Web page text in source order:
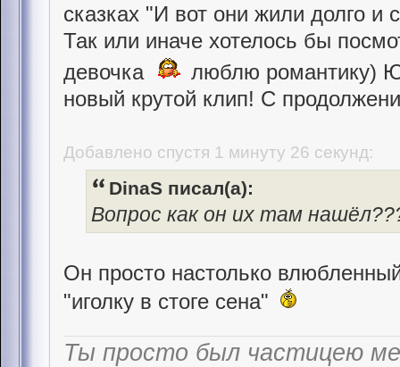
сказках "И вот они жили долго и
Так или иначе хотелось бы
девочка
люблю романтику)
новый крутой клип! С
Добавлено спустя 1 минуту 26 секунд:
DinaS писал(а):
Вопрос как он их там
Он просто настолько
"иголку в стоге сена"
Ты просто был частицею